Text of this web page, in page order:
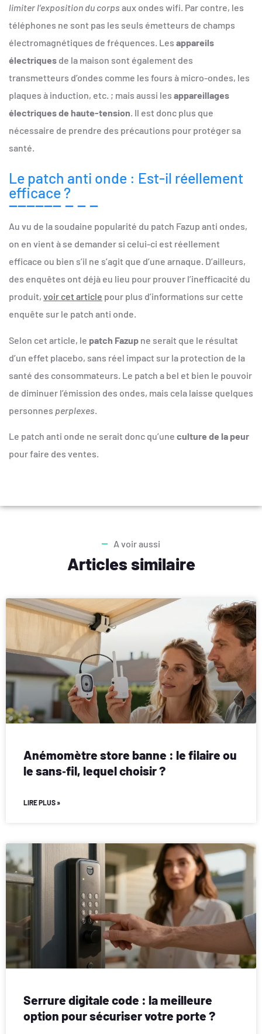
limiter l’exposition du corps aux ondes wifi. Par contre, les
téléphones ne sont pas les seuls émetteurs de champs
électromagnétiques de fréquences. Les appareils
électriques de la maison sont également des
transmetteurs d’ondes comme les fours à micro-ondes, les
plaques à induction, etc. ; mais aussi les appareillages
électriques de haute-tension . Il est donc plus que
nécessaire de prendre des précautions pour protéger sa
santé.
Le patch anti onde : Est-il réellement
efficace ?
Au vu de la soudaine popularité du patch Fazup anti ondes,
on en vient à se demander si celui-ci est réellement
efficace ou bien s’il ne s’agit que d’une arnaque. D’ailleurs,
des enquêtes ont déjà eu lieu pour prouver l’inefficacité du
produit, voir cet article pour plus d’informations sur cette
enquête sur le patch anti onde.
Selon cet article, le patch Fazup ne serait que le résultat
d’un effet placebo, sans réel impact sur la protection de la
santé des consommateurs. Le patch a bel et bien le pouvoir
de diminuer l’émission des ondes, mais cela laisse quelques
personnes perplexes
Le patch anti onde ne serait donc qu’une culture de la peur
pour faire des ventes.
A voir aussi
Articles similaire
Anémomètre store banne : le filaire ou
le sans‑fil, lequel choisir ?
LIRE PLUS »
Serrure digitale code : la meilleure
option pour sécuriser votre porte ?